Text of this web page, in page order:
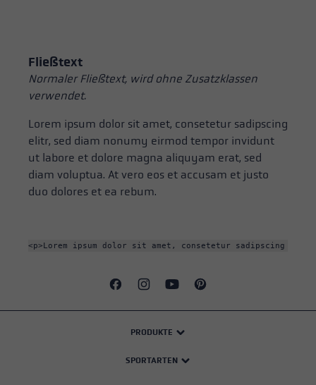
Fließtext
Normaler Fließtext, wird ohne Zusatzklassen
verwendet.
Lorem ipsum dolor sit amet, consetetur sadipscing
elitr, sed diam nonumy eirmod tempor invidunt
ut labore et dolore magna aliquyam erat, sed
diam voluptua. At vero eos et accusam et justo
duo dolores et ea rebum.
<p>Lorem ipsum dolor sit amet, consetetur sadipscing
PRODUKTE
SPORTARTEN